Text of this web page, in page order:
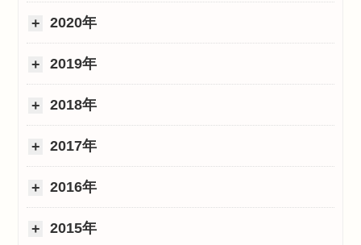
2020年
2019年
2018年
2017年
2016年
2015年